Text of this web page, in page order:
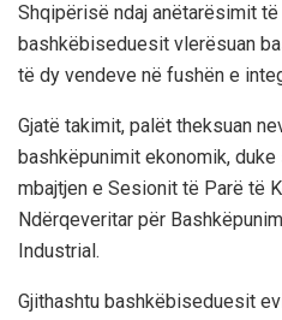
Shqipërisë ndaj anëtarësimit
bashkëbiseduesit vlerësuan
të dy vendeve në fushën e
Gjatë takimit, palët theksuan
bashkëpunimit ekonomik,
mbajtjen e Sesionit të Parë të
Ndërqeveritar për
Industrial.
Gjithashtu bashkëbiseduesit